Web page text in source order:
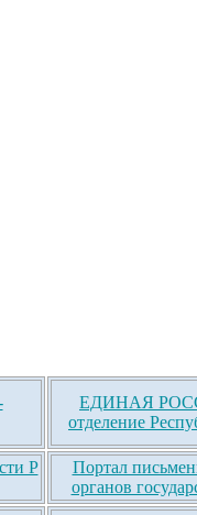
ЕДИНАЯ
отделение
Р
Портал
органов